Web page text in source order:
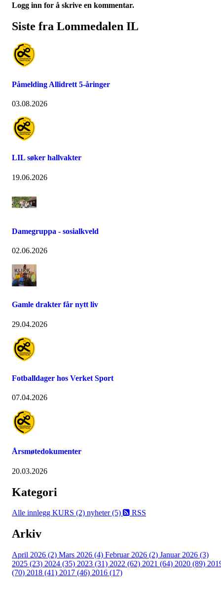
Logg inn for å skrive en kommentar.
Siste fra Lommedalen IL
Påmelding Allidrett 5-åringer
03.08.2026
LIL søker hallvakter
19.06.2026
Damegruppa - sosialkveld
02.06.2026
Gamle drakter får nytt liv
29.04.2026
Fotballdager hos Verket Sport
07.04.2026
Årsmøtedokumenter
20.03.2026
Kategori
Alle innlegg KURS (2) nyheter (5) RSS
Arkiv
April 2026 (2) Mars 2026 (4) Februar 2026 (2) Januar 2026 (3)
2025 (23) 2024 (35) 2023 (31) 2022 (62) 2021 (64) 2020 (89)
(70) 2018 (41) 2017 (46) 2016 (17)